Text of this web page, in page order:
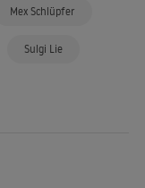
Mex Schlüpfer
Sulgi Lie